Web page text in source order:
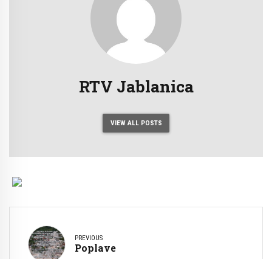
RTV Jablanica
VIEW ALL POSTS
PREVIOUS
Poplave